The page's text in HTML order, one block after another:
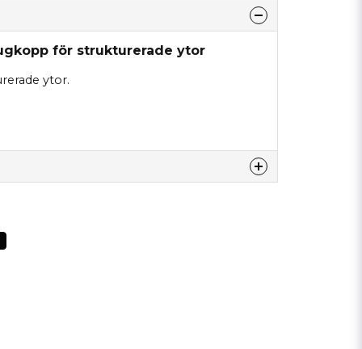
för strukturerade ytor
ytor.
produkten...